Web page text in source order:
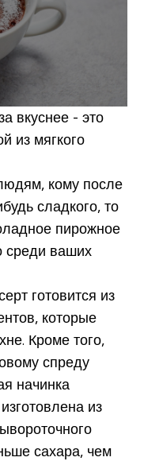
вкуснее - это
из мягкого
кому после
сладкого, то
пирожное
среди ваших
готовится из
которые
Кроме того,
спреду
начинка
из
сахара, чем